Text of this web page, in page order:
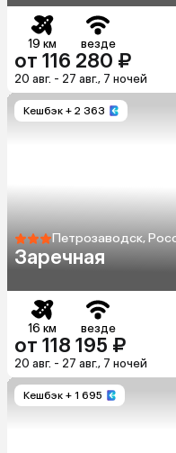
19 км везде
от 116 280 ₽
20 авг. - 27 авг., 7 ночей
Кешбэк + 2 363
Петрозаводск,
Заречная
16 км везде
от 118 195 ₽
20 авг. - 27 авг., 7 ночей
Кешбэк + 1 695